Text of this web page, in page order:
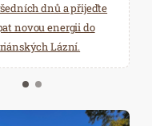
závod na 50
k tomu i
metrů až 8 kilometrů
do 4 let mohou trasu
dnů a přijeďte
novou energii do
Lázní.
oáze klidu a pohody.
druhů saun a různé
ochlazení.